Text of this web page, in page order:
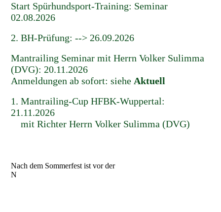
Start Spürhundsport-Training: Seminar
02.08.2026
2. BH-Prüfung: --> 26.09.2026
Mantrailing Seminar mit Herrn Volker Sulimma
(DVG): 20.11.2026
Anmeldungen ab sofort: siehe Aktuell
1. Mantrailing-Cup HFBK-Wuppertal:
21.11.2026
mit Richter Herrn Volker Sulimma (DVG)
Nach dem Sommerfest ist vor der
N